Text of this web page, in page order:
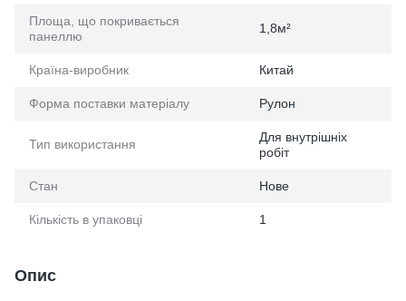
Площа, що покривається
панеллю
1,8м²
Країна-виробник Китай
Форма поставки матеріалу Рулон
Тип використання
Для внутрішніх
робіт
Стан Нове
Кількість в упаковці 1
Опис